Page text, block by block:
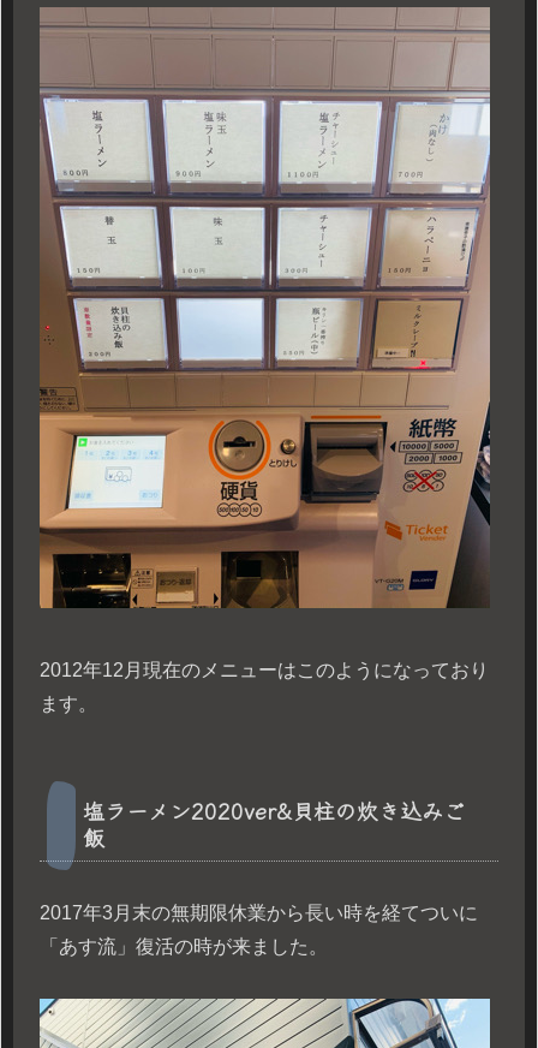
2012年12月現在のメニューはこのようになっており
ます。
塩ラーメン2020ver&貝柱の炊き込みご
飯
2017年3月末の無期限休業から長い時を経てついに
「あす流」復活の時が来ました。